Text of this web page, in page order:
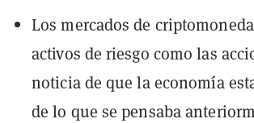
Los mercados de
activos de riesgo como las
noticia de que la economía
de lo que se pensaba